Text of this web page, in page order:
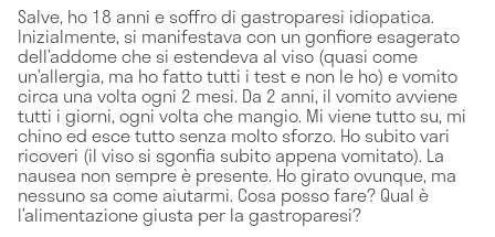
Salve, ho 18 anni e soffro di gastroparesi idiopatica.
Inizialmente, si manifestava con un gonfiore esagerato
dell’addome che si estendeva al viso (quasi come
un’allergia, ma ho fatto tutti i test e non le ho) e vomito
circa una volta ogni 2 mesi. Da 2 anni, il vomito avviene
tutti i giorni, ogni volta che mangio. Mi viene tutto su, mi
chino ed esce tutto senza molto sforzo. Ho subito vari
ricoveri (il viso si sgonfia subito appena vomitato). La
nausea non sempre è presente. Ho girato ovunque, ma
nessuno sa come aiutarmi. Cosa posso fare? Qual è
l’alimentazione giusta per la gastroparesi?